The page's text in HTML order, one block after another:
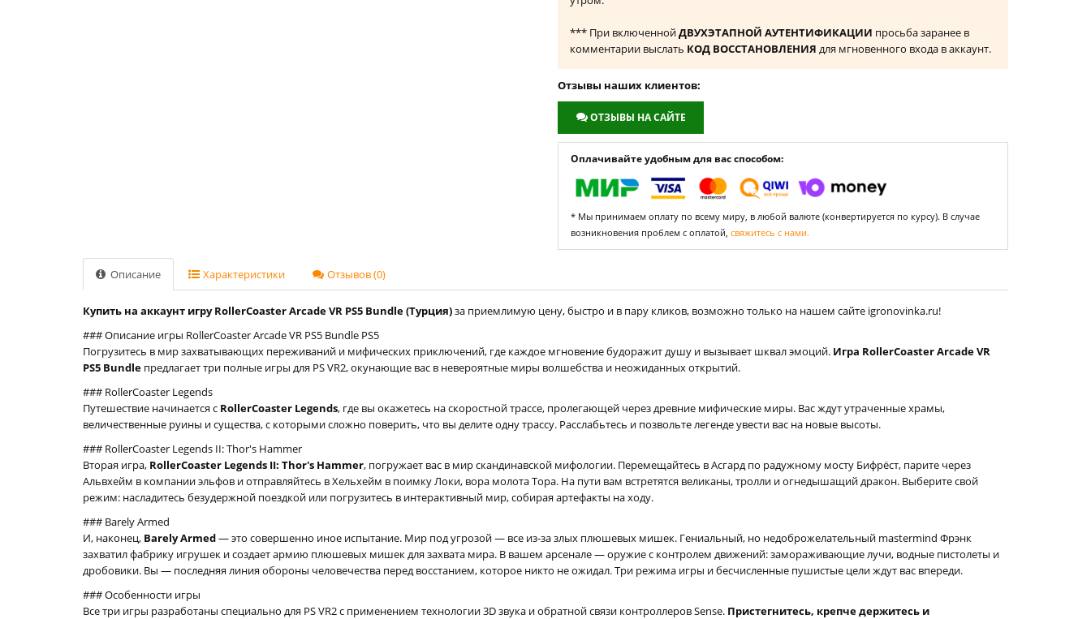
*** При включеннойДВУХЭТАПНОЙ АУТЕНТИФИКАЦИИ просьба заранее в
комментарии выслать КОД ВОССТАНОВЛЕНИЯ для мгновенного входа в аккаунт.
Отзывы наших клиентов:
ОТЗЫВЫ НА САЙТЕ
Оплачивайте удобным для вас способом:
* Мы принимаем оплату по всему миру, в любой валюте (конвертируется по курсу). В случае
возникновения проблем с оплатой, свяжитесь с нами.
Описание Характеристики Отзывов (0)
Купить на аккаунт игру RollerCoaster Arcade VR PS5 Bundle (Турция)за приемлимую цену, быстро и в пару кликов, возможно только на нашем сайте igronovinka.ru!
### Описание игры RollerCoaster Arcade VR PS5 Bundle PS5
Погрузитесь в мир захватывающих переживаний и мифических приключений, где каждое мгновение будоражит душу и вызывает шквал эмоций. Игра RollerCoaster Arcade VR
PS5 Bundle предлагает три полные игры для PS VR2, окунающие вас в невероятные миры волшебства и неожиданных открытий.
### RollerCoaster Legends
Путешествие начинается с RollerCoaster Legends, где вы окажетесь на скоростной трассе, пролегающей через древние мифические миры. Вас ждут утраченные храмы,
величественные руины и существа, с которыми сложно поверить, что вы делите одну трассу. Расслабьтесь и позвольте легенде увести вас на новые высоты.
### RollerCoaster Legends II: Thor's Hammer
Вторая игра, RollerCoaster Legends II: Thor's Hammer, погружает вас в мир скандинавской мифологии. Перемещайтесь в Асгард по радужному мосту Бифрёст, парите через
Альвхейм в компании эльфов и отправляйтесь в Хельхейм в поимку Локи, вора молота Тора. На пути вам встретятся великаны, тролли и огнедышащий дракон. Выберите свой
режим: насладитесь безудержной поездкой или погрузитесь в интерактивный мир, собирая артефакты на ходу.
### Barely Armed
И, наконец, Barely Armed— это совершенно иное испытание. Мир под угрозой — все из-за злых плюшевых мишек. Гениальный, но недоброжелательный mastermind Фрэнк
захватил фабрику игрушек и создает армию плюшевых мишек для захвата мира. В вашем арсенале — оружие с контролем движений: замораживающие лучи, водные пистолеты и
дробовики. Вы — последняя линия обороны человечества перед восстанием, которое никто не ожидал. Три режима игры и бесчисленные пушистые цели ждут вас впереди.
### Особенности игры
Все три игры разработаны специально для PS VR2 с применением технологии 3D звука и обратной связи контроллеров Sense. Пристегнитесь, крепче держитесь и